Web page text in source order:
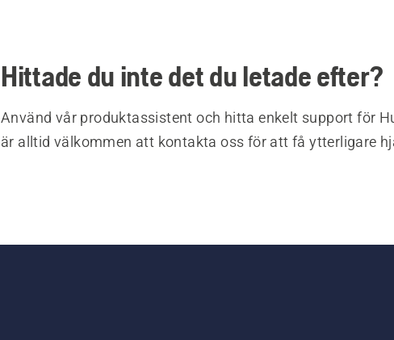
Hittade du inte det du letade efter?
Använd vår produktassistent och hitta enkelt support för
är alltid välkommen att kontakta oss för att få ytterligare